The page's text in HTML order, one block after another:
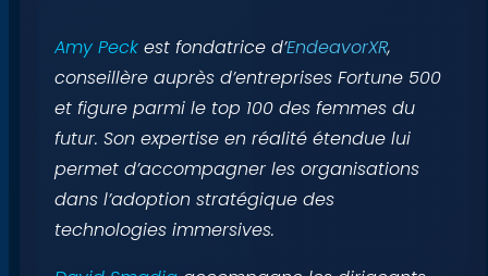
Amy Peck est fondatrice d’EndeavorXR,
conseillère auprès d’entreprises Fortune 500
et figure parmi le top 100 des femmes du
futur. Son expertise en réalité étendue lui
permet d’accompagner les organisations
dans l’adoption stratégique des
technologies immersives.